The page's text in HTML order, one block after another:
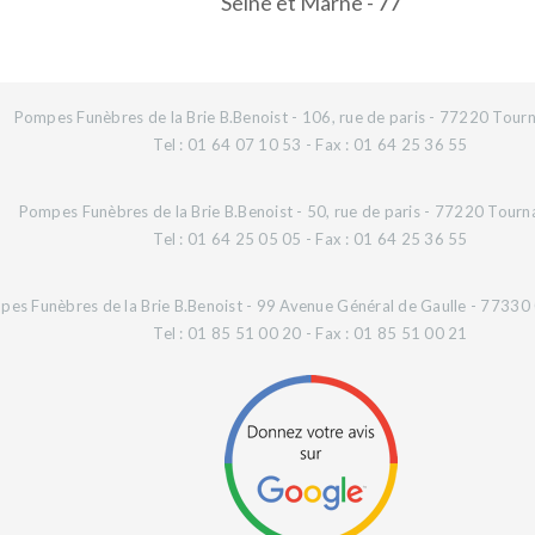
Pompes Funèbres de la Brie B.Benoist - 106, rue de paris - 77220
Tel : 01 64 07 10 53 - Fax : 01 64 25 36 55
Pompes Funèbres de la Brie B.Benoist - 50, rue de paris - 77220
Tel : 01 64 25 05 05 - Fax : 01 64 25 36 55
Funèbres de la Brie B.Benoist - 99 Avenue Général de Gaulle -
Tel : 01 85 51 00 20 - Fax : 01 85 51 00 21